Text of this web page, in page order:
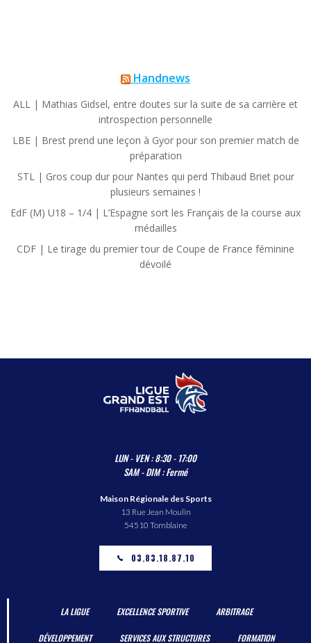
Handnews
ALL | Mathias Gidsel, entre doutes sur la suite de sa carrière et
introspection personnelle
LBE | Brest prend une leçon à Gyor pour son premier match de
préparation
STL | Gros coup dur pour Nantes qui perd Thibaud Briet pour
plusieurs semaines !
EdF (M) U18 – 1/4 | L’Espagne sort les Français de la course aux
médailles
CDF | Le tirage du premier tour de Coupe de France féminine
dévoilé
LUN - VEN : 8:30 - 17:00
SAM - DIM : Fermé
Maison Régionale des Sports
13 Rue Jean Moulin
54510 Tomblaine
03.83.18.87.10
LA LIGUE EXCELLENCE SPORTIVE ARBITRAGE
DÉVELOPPEMENT SERVICES AUX STRUCTURES FORMATION